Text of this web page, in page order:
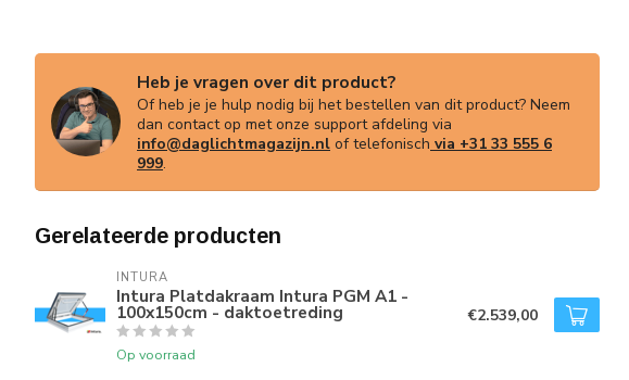
Heb je vragen over dit product?
Of heb je je hulp nodig bij het bestellen van dit product? Neem
dan contact op met onze support afdeling via
info@daglichtmagazijn.nl of telefonisch via +31 33 555 6
999.
Gerelateerde producten
INTURA
Intura Platdakraam Intura PGM A1 -
100x150cm - daktoetreding
Op voorraad
€2.539,00